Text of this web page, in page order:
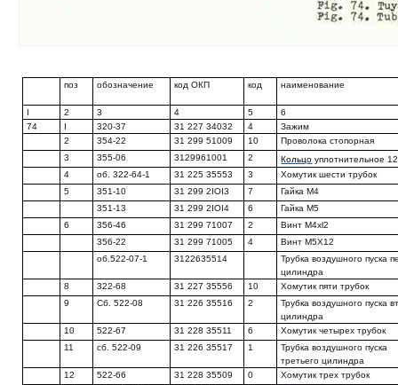
поз обозначение код ОКП код наименование
I 2 3 4 5
6
74
I 320-37 31 227 34032 4
Зажим
2
354-22 31 299 51009 10
Проволока стопорная
3
355-06 3129961001 2 Кольцо уплотнительное
4
об. 322-64-1 31 225 35553 3
Хомутик шести трубок
5
351-10 31 299 2IOI3 7
Гайка М4
351-13
31 299 2IOI4 6
Гайка М5
6
356-46 31 299 71007 2
Винт M4xl2
356-22
31 299 71005 4
Винт М5Х12
об.522-07-1
3122635514
Трубка воздушного пуска
цилиндра
8
322-68 31 227 35556 10
Хомутик пяти трубок
9
Сб. 522-08 31 226 35516 2
Трубка воздушного пуска
цилиндра
10
522-67 31 228 35511 6
Хомутик четырех трубок
11
сб. 522-09 31 226 35517 1
Трубка воздушного пуска
третьего цилиндра
12
522-66 31 228 35509 0
Хомутик трех трубок